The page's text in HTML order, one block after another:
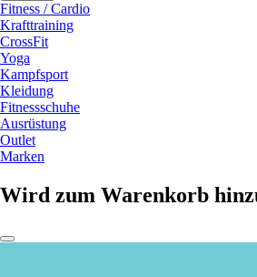
Fitness / Cardio
Krafttraining
CrossFit
Yoga
Kampfsport
Kleidung
Fitnessschuhe
Ausrüstung
Outlet
Marken
Wird zum Warenkorb